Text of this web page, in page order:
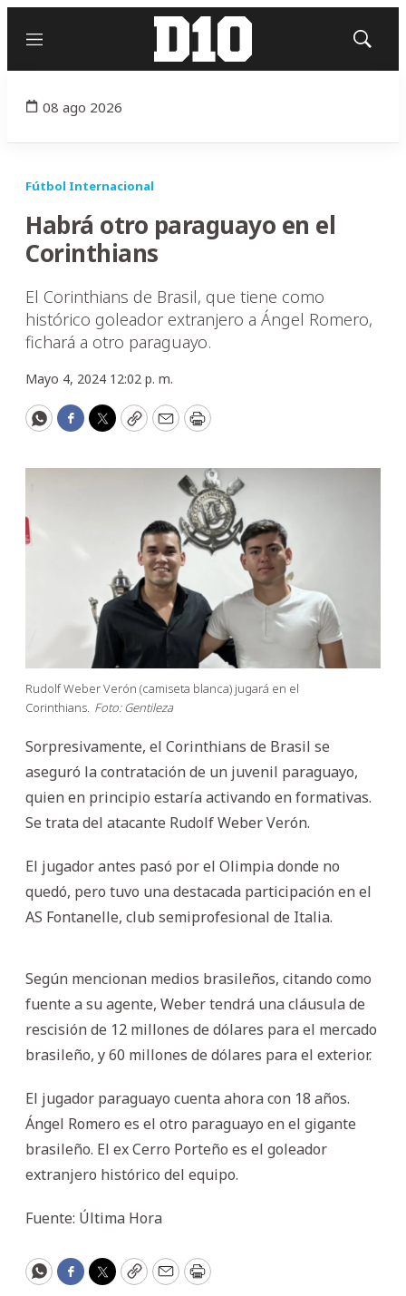
Menú
Mostrar
08 ago 2026
Fútbol Internacional
Habrá otro paraguayo en el
Corinthians
El Corinthians de Brasil, que tiene como
histórico goleador extranjero a Ángel Romero,
fichará a otro paraguayo.
Mayo 4, 2024 12:02 p. m.
WhatsApp
Facebook
Twitter
CopyEmailPrint
Rudolf Weber Verón (camiseta blanca) jugará en el
Corinthians. Foto: Gentileza
Sorpresivamente, el Corinthians de Brasil se
aseguró la contratación de un juvenil paraguayo,
quien en principio estaría activando en formativas.
Se trata del atacante Rudolf Weber Verón.
El jugador antes pasó por el Olimpia donde no
quedó, pero tuvo una destacada participación en el
AS Fontanelle, club semiprofesional de Italia.
Según mencionan medios brasileños, citando como
fuente a su agente, Weber tendrá una cláusula de
rescisión de 12 millones de dólares para el mercado
brasileño, y 60 millones de dólares para el exterior.
El jugador paraguayo cuenta ahora con 18 años.
Ángel Romero es el otro paraguayo en el gigante
brasileño. El ex Cerro Porteño es el goleador
extranjero histórico del equipo.
Fuente: Última Hora
WhatsApp
Facebook
Twitter
CopyEmailPrint